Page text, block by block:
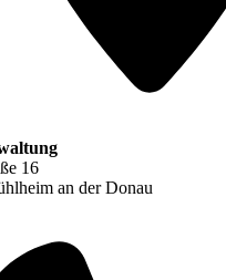
16
an der Donau